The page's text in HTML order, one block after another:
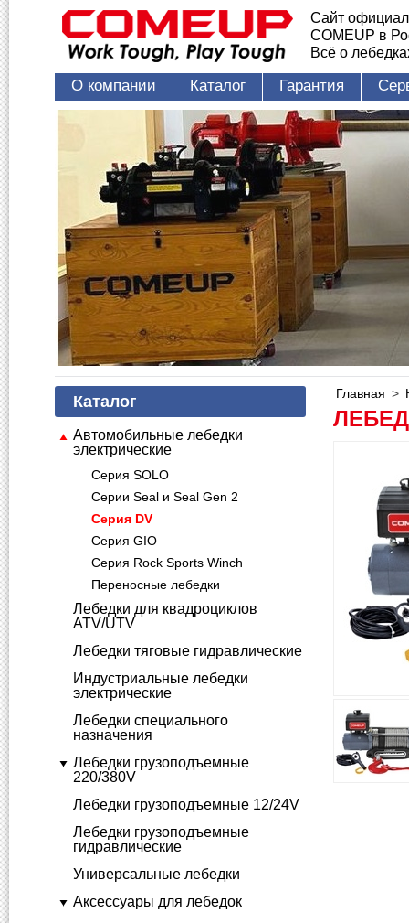
Сайт
COMEUP в
Всё о
О компании Каталог Гарантия
Каталог
Автомобильные лебедки
электрические
Серия SOLO
Серии Seal и Seal Gen 2
Серия DV
Серия GIO
Серия Rock Sports Winch
Переносные лебедки
Лебедки для квадроциклов
ATV/UTV
Лебедки тяговые гидравлические
Индустриальные лебедки
электрические
Лебедки специального
назначения
Лебедки грузоподъемные
220/380V
Лебедки грузоподъемные 12/24V
Лебедки грузоподъемные
гидравлические
Универсальные лебедки
Аксессуары для лебедок
Главная >